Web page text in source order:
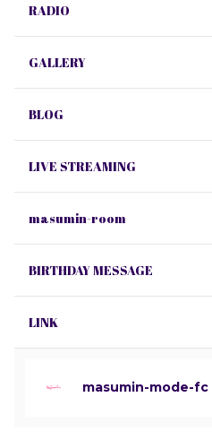
RADIO
GALLERY
BLOG
LIVE STREAMING
masumin-room
BIRTHDAY MESSAGE
LINK
masumin-mode-fc